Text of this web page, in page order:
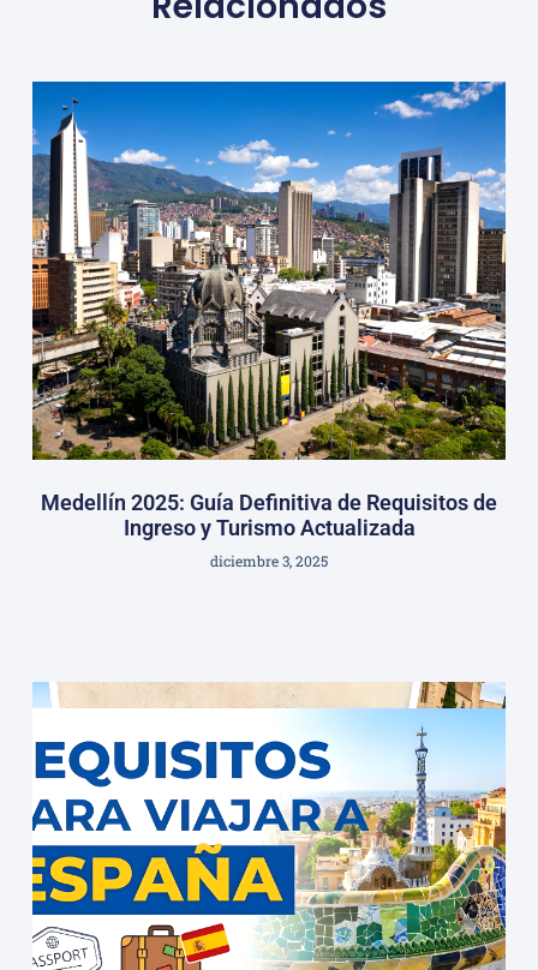
Medellín 2025: Guía Definitiva de Requisitos de
Ingreso y Turismo Actualizada
diciembre 3, 2025